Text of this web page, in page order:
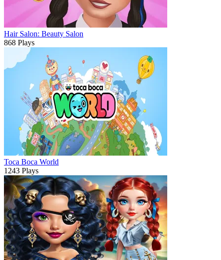
Hair Salon: Beauty Salon
868 Plays
Toca Boca World
1243 Plays